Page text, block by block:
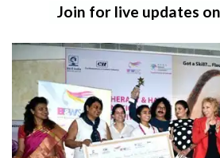
Join for live updates on